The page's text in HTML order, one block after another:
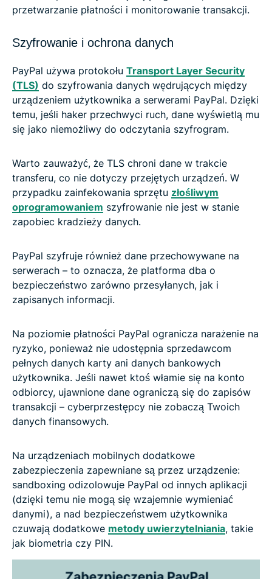
przetwarzanie płatności i monitorowanie transakcji.
Szyfrowanie i ochrona danych
PayPal używa protokołu Transport Layer Security
(TLS) do szyfrowania danych wędrujących między
urządzeniem użytkownika a serwerami PayPal. Dzięki
temu, jeśli haker przechwyci ruch, dane wyświetlą mu
się jako niemożliwy do odczytania szyfrogram.
Warto zauważyć, że TLS chroni dane w trakcie
transferu, co nie dotyczy przejętych urządzeń. W
przypadku zainfekowania sprzętu złośliwym
oprogramowaniem szyfrowanie nie jest w stanie
zapobiec kradzieży danych.
PayPal szyfruje również dane przechowywane na
serwerach – to oznacza, że platforma dba o
bezpieczeństwo zarówno przesyłanych, jak i
zapisanych informacji.
Na poziomie płatności PayPal ogranicza narażenie na
ryzyko, ponieważ nie udostępnia sprzedawcom
pełnych danych karty ani danych bankowych
użytkownika. Jeśli nawet ktoś włamie się na konto
odbiorcy, ujawnione dane ograniczą się do zapisów
transakcji – cyberprzestępcy nie zobaczą Twoich
danych finansowych.
Na urządzeniach mobilnych dodatkowe
zabezpieczenia zapewniane są przez urządzenie:
sandboxing odizolowuje PayPal od innych aplikacji
(dzięki temu nie mogą się wzajemnie wymieniać
danymi), a nad bezpieczeństwem użytkownika
czuwają dodatkowe metody uwierzytelniania, takie
jak biometria czy PIN.